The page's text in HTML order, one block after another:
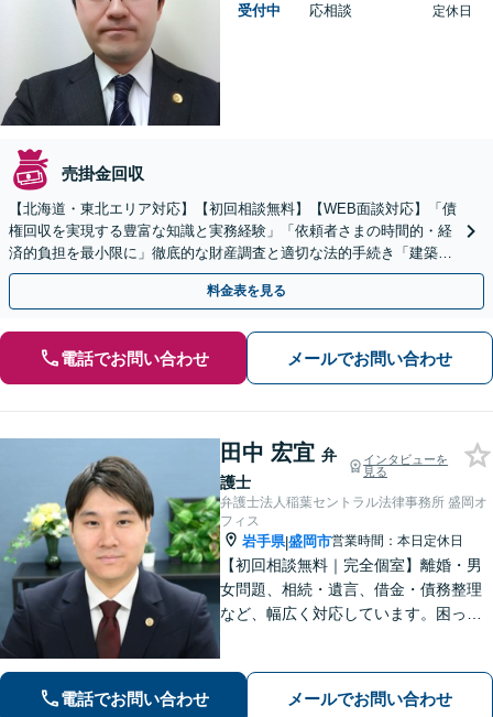
受付中
応相談
定休日
売掛金回収
【北海道・東北エリア対応】【初回相談無料】【WEB面談対応】「債
権回収を実現する豊富な知識と実務経験」「依頼者さまの時間的・経
済的負担を最小限に」徹底的な財産調査と適切な法的手続き「建築会
社、食品会社、不動産オーナー」【休日・夜間相談可】
料金表を見る
電話でお問い合わせ メールでお問い合わせ
田中 宏宜 弁
護士
インタビューを
見る
弁護士法人稲葉セントラル法律事務所 盛岡オ
フィス
岩手県|盛岡市営業時間：本日定休日
【初回相談無料｜完全個室】離婚・男
女問題、相続・遺言、借金・債務整理
など、幅広く対応しています。困って
の際はおひとりで悩まず、お気軽にご
連絡ください。【WEB面談可】
電話でお問い合わせ メールでお問い合わせ